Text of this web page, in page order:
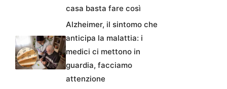
casa basta fare così
Alzheimer, il sintomo che
anticipa la malattia: i
medici ci mettono in
guardia, facciamo
attenzione